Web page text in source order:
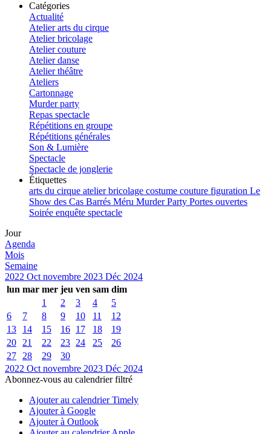
Catégories
Actualité
Atelier arts du cirque
Atelier bricolage
Atelier couture
Atelier danse
Atelier théâtre
Ateliers
Cartonnage
Murder party
Repas spectacle
Répétitions en groupe
Répétitions générales
Son & Lumière
Spectacle
Spectacle de jonglerie
Étiquettes
arts du cirque atelierbricolage costume couture figuration Le
Show des Cas Barrés Méru Murder Party Portes ouvertes
Soirée enquête spectacle
Jour
Agenda
Mois
Semaine
2022 Oct novembre 2023 Déc 2024
lun mar mer jeu ven sam dim
1
2 3 4
5
6
7 8 9 10 11
12
13
14 15 16 17 18
19
20
21 22 23 24 25
26
27
28 29
30
2022 Oct novembre 2023 Déc 2024
Abonnez-vous au calendrier filtré
Ajouter au calendrier Timely
Ajouter à Google
Ajouter à Outlook